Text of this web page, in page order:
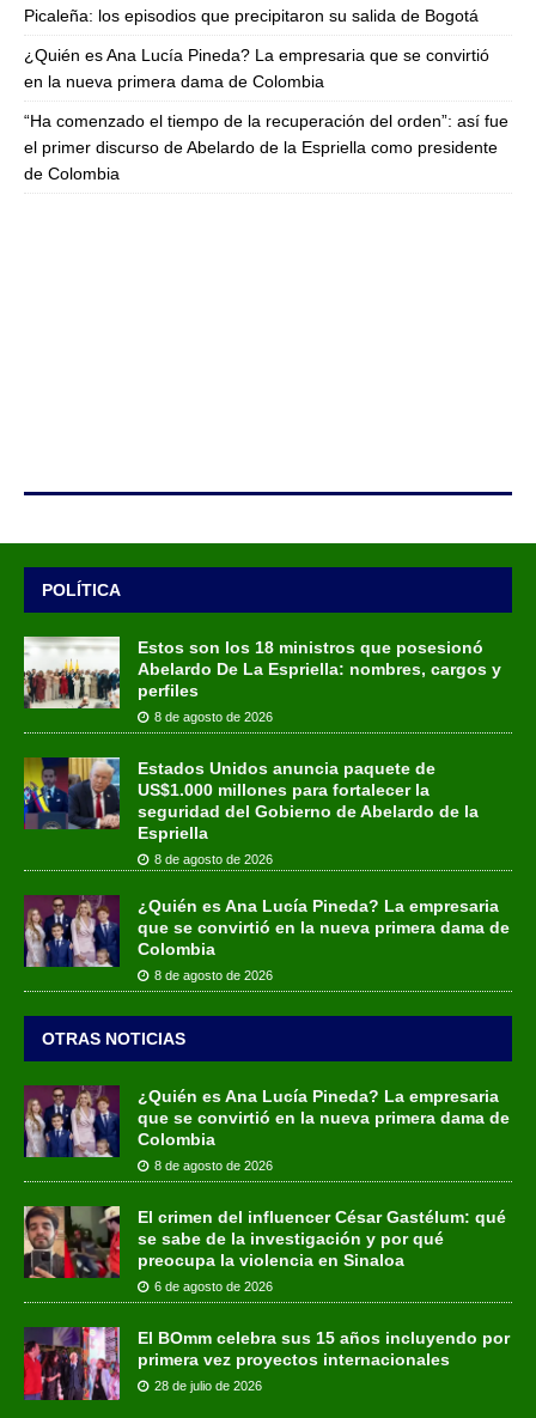
Picaleña: los episodios que precipitaron su salida de Bogotá
¿Quién es Ana Lucía Pineda? La empresaria que se convirtió
en la nueva primera dama de Colombia
“Ha comenzado el tiempo de la recuperación del orden”: así fue
el primer discurso de Abelardo de la Espriella como presidente
de Colombia
POLÍTICA
Estos son los 18 ministros que posesionó
Abelardo De La Espriella: nombres, cargos y
perfiles
8 de agosto de 2026
Estados Unidos anuncia paquete de
US$1.000 millones para fortalecer la
seguridad del Gobierno de Abelardo de la
Espriella
8 de agosto de 2026
¿Quién es Ana Lucía Pineda? La empresaria
que se convirtió en la nueva primera dama de
Colombia
8 de agosto de 2026
OTRAS NOTICIAS
¿Quién es Ana Lucía Pineda? La empresaria
que se convirtió en la nueva primera dama de
Colombia
8 de agosto de 2026
El crimen del influencer César Gastélum: qué
se sabe de la investigación y por qué
preocupa la violencia en Sinaloa
6 de agosto de 2026
El BOmm celebra sus 15 años incluyendo por
primera vez proyectos internacionales
28 de julio de 2026